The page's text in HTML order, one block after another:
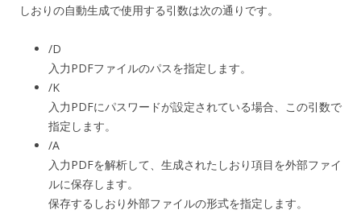
しおりの自動生成で使用する引数は次の通りです。
/D
入力PDFファイルのパスを指定します。
/K
入力PDFにパスワードが設定されている場合、この引数で
指定します。
/A
入力PDFを解析して、生成されたしおり項目を外部ファイ
ルに保存します。
保存するしおり外部ファイルの形式を指定します。